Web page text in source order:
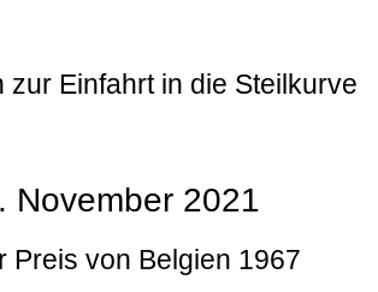
zur Einfahrt in die Steilkurve
November 2021
Preis von Belgien 1967